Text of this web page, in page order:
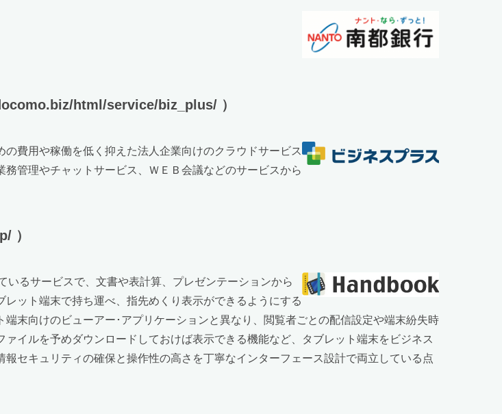
html/service/biz_plus/ ）
費用や稼働を低く抑えた法人企業向けのクラウドサービス
管理やチャットサービス、ＷＥＢ会議などのサービスから
）
いるサービスで、文書や表計算、プレゼンテーションから
ット端末で持ち運べ、指先めくり表示ができるようにする
末向けのビューアー･アプリケーションと異なり、閲覧者ごとの配信設定や端末紛失時
イルを予めダウンロードしておけば表示できる機能など、タブレット端末をビジネス
セキュリティの確保と操作性の高さを丁寧なインターフェース設計で両立している点